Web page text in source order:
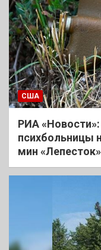
США
РИА
психбольницы
мин «Лепесток»